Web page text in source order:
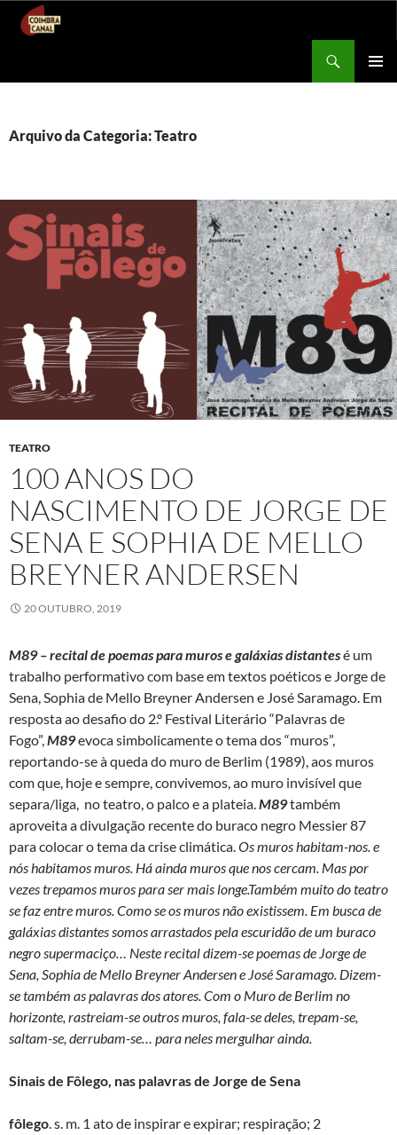
CONTEÚDO
Arquivo da Categoria: Teatro
TEATRO
100 ANOS DO
NASCIMENTO DE JORGE DE
SENA E SOPHIA DE MELLO
BREYNER ANDERSEN
20 OUTUBRO, 2019
M89 – recital de poemas para muros e galáxias distantesé um
trabalho performativo com base em textos poéticos e Jorge de
Sena, Sophia de Mello Breyner Andersen e José Saramago. Em
resposta ao desafio do 2.º Festival Literário “Palavras de
Fogo”,M89evoca simbolicamente o tema dos “muros”,
reportando-se à queda do muro de Berlim (1989), aos muros
com que, hoje e sempre, convivemos, ao muro invisível que
separa/liga, no teatro, o palco e a plateia.M89também
aproveita a divulgação recente do buraco negro Messier 87
para colocar o tema da crise climática.Os muros habitam-nos. e
nós habitamos muros. Há ainda muros que nos cercam. Mas por
vezes trepamos muros para ser mais longe.Também muito do teatro
se faz entre muros. Como se os muros não existissem. Em busca de
galáxias distantes somos arrastados pela escuridão de um buraco
negro supermaciço… Neste recital dizem-se poemas de Jorge de
Sena, Sophia de Mello Breyner Andersen e José Saramago. Dizem-
se também as palavras dos atores. Com o Muro de Berlim no
horizonte, rastreiam-se outros muros, fala-se deles, trepam-se,
saltam-se, derrubam-se… para neles mergulhar ainda.
Sinais de Fôlego, nas palavras de Jorge de Sena
fôlego. s. m. 1 ato de inspirar e expirar; respiração; 2